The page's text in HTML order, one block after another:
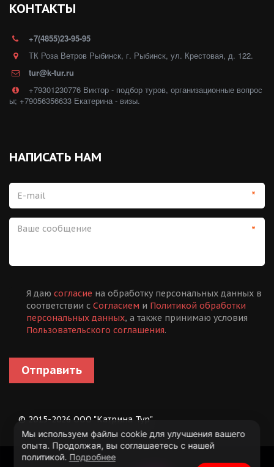
Мы используем файлы cookie для улучшения вашего
опыта. Продолжая, вы соглашаетесь с нашей
политикой. Подробнее
КОНТАКТЫ
+7(4855)23-95-95
ТК Роза Ветров Рыбинск, г. Рыбинск, ул. Крестовая, д. 122.
tur@k-tur.ru
+79301230776 Виктор - подбор туров, организационные вопрос
ы; +79056356633 Екатерина - визы.
НАПИСАТЬ НАМ
*
*
Я даю согласие на обработку персональных данных в
соответствии с Согласием и Политикой обработки
персональных данных, а также принимаю условия
Пользовательского соглашения.
Отправить
© 2015-2026 ООО "Катрина Тур"